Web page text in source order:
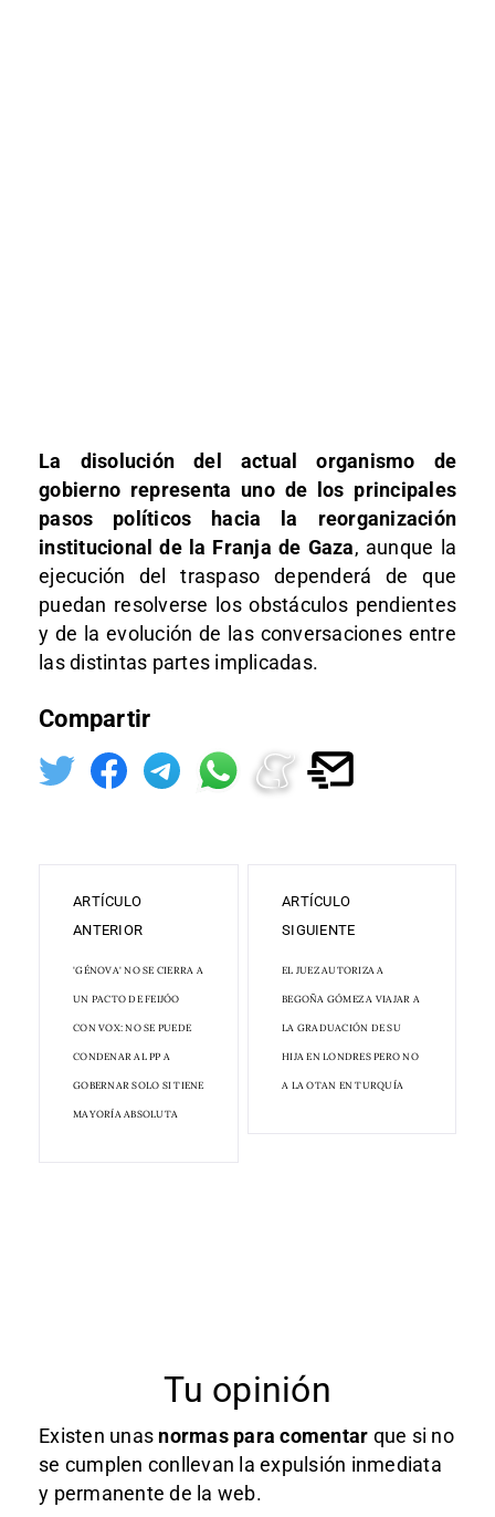
La disolución del actual organismo de
gobierno representa uno de los principales
pasos políticos hacia la reorganización
institucional de la Franja de Gaza, aunque la
ejecución del traspaso dependerá de que
puedan resolverse los obstáculos pendientes
y de la evolución de las conversaciones entre
las distintas partes implicadas.
Compartir
ARTÍCULO
ANTERIOR
'GÉNOVA' NO SE CIERRA A
UN PACTO DE FEIJÓO
CON VOX: NO SE PUEDE
CONDENAR AL PP A
GOBERNAR SOLO SI TIENE
MAYORÍA ABSOLUTA
ARTÍCULO
SIGUIENTE
EL JUEZ AUTORIZA A
BEGOÑA GÓMEZ A VIAJAR A
LA GRADUACIÓN DE SU
HIJA EN LONDRES PERO NO
A LA OTAN EN TURQUÍA
Tu opinión
Existen unas normas para comentar que si no
se cumplen conllevan la expulsión inmediata
y permanente de la web.